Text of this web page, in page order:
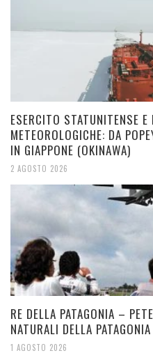
ESERCITO STATUNITENSE
METEOROLOGICHE: DA
IN GIAPPONE (OKINAWA)
2 AGOSTO 2026
RE DELLA PATAGONIA –
NATURALI DELLA
1 AGOSTO 2026